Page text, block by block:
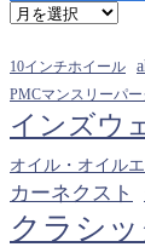
ア
カ
イ
ブ
10インチホイール
PMCマンスリーパー
インズウ
オイル・オイル
カーネクスト
クラシ